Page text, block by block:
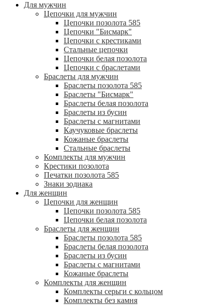
Для мужчин
Цепочки для мужчин
Цепочки позолота 585
Цепочки "Бисмарк"
Цепочки с крестиками
Стальные цепочки
Цепочки белая позолота
Цепочки с браслетами
Браслеты для мужчин
Браслеты позолота 585
Браслеты "Бисмарк"
Браслеты белая позолота
Браслеты из бусин
Браслеты с магнитами
Каучуковые браслеты
Кожаные браслеты
Стальные браслеты
Комплекты для мужчин
Крестики позолота
Печатки позолота 585
Знаки зодиака
Для женщин
Цепочки для женщин
Цепочки позолота 585
Цепочки белая позолота
Браслеты для женщин
Браслеты позолота 585
Браслеты белая позолота
Браслеты из бусин
Браслеты с магнитами
Кожаные браслеты
Комплекты для женщин
Комплекты серьги с кольцом
Комплекты без камня